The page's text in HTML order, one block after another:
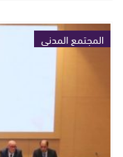
المجتمع المدني